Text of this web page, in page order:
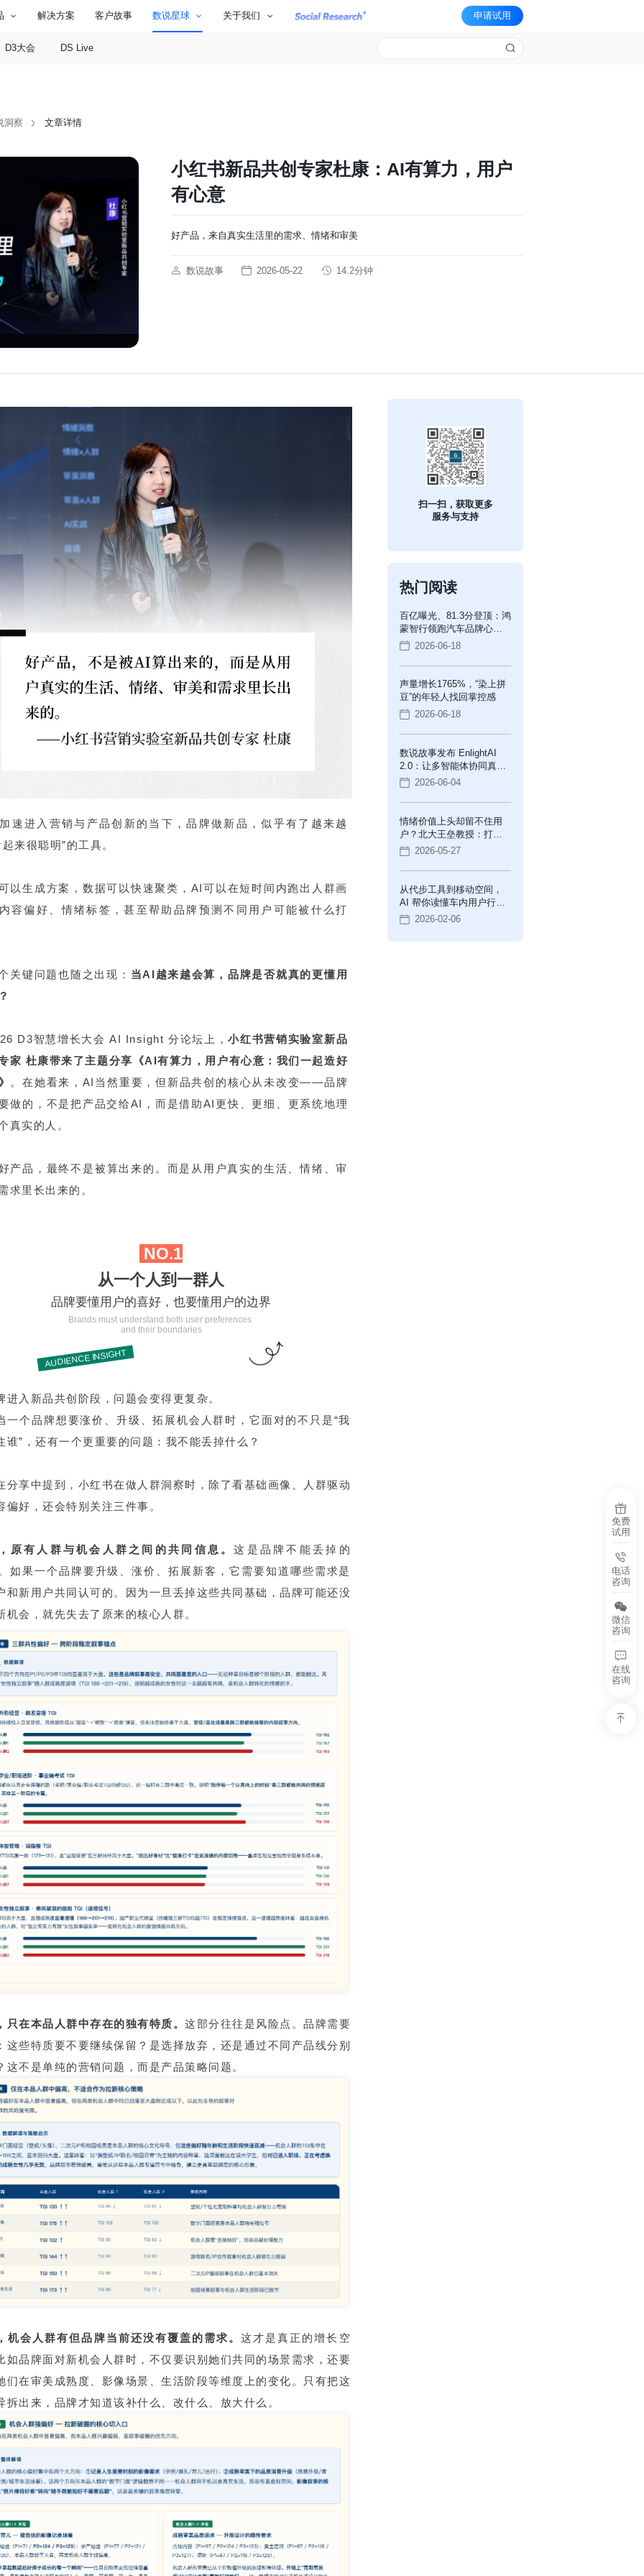
解决方案 客户故事 数说星球 关于我们 申请试用
D3大会 DS Live
洞察 文章详情
小红书新品共创专家杜康：AI有算力，用户
有心意
好产品，来自真实生活里的需求、情绪和审美
数说故事 2026-05-22 14.2分钟
速进入营销与产品创新的当下，品牌做新品，似乎有了越来越
来很聪明”的工具。
以生成方案，数据可以快速聚类，AI可以在短时间内跑出人群画
容偏好、情绪标签，甚至帮助品牌预测不同用户可能被什么打
关键问题也随之出现： 当AI越来越会算，品牌是否就真的更懂用
D3智慧增长大会 AI Insight 分论坛上，小红书营销实验室新品
家 杜康带来了主题分享《AI有算力，用户有心意：我们一起造好
。在她看来，AI当然重要，但新品共创的核心从未改变——品牌
做的，不是把产品交给AI，而是借助AI更快、更细、更系统地理
真实的人。
产品，最终不是被算出来的。而是从用户真实的生活、情绪、审
求里长出来的。
NO.1
从一个人到一群人
品牌要懂用户的喜好，也要懂用户的边界
Brands must understand both user preferences
and their boundaries
AUDIENCE INSIGHT
进入新品共创阶段，问题会变得更复杂。
一个品牌想要涨价、升级、拓展机会人群时，它面对的不只是“我
谁”，还有一个更重要的问题：我不能丢掉什么？
分享中提到，小红书在做人群洞察时，除了看基础画像、人群驱动
偏好，还会特别关注三件事。
原有人群与机会人群之间的共同信息。这是品牌不能丢掉的
如果一个品牌要升级、涨价、拓展新客，它需要知道哪些需求是
和新用户共同认可的。因为一旦丢掉这些共同基础，品牌可能还没
机会，就先失去了原来的核心人群。
只在本品人群中存在的独有特质。 这部分往往是风险点。品牌需要
这些特质要不要继续保留？是选择放弃，还是通过不同产品线分别
这不是单纯的营销问题，而是产品策略问题。
机会人群有但品牌当前还没有覆盖的需求。这才是真正的增长空
如品牌面对新机会人群时，不仅要识别她们共同的场景需求，还要
们在审美成熟度、影像场景、生活阶段等维度上的变化。只有把这
拆出来，品牌才知道该补什么、改什么、放大什么。
扫一扫，获取更多
服务与支持
热门阅读
百亿曝光、81.3分登顶：鸿
蒙智行领跑汽车品牌心智
榜
2026-06-18
声量增长1765%，“染上拼
豆”的年轻人找回掌控感
2026-06-18
数说故事发布 EnlightAI
2.0：让多智能体协同真正
进入企业经营现场
2026-06-04
情绪价值上头却留不住用
户？北大王垒教授：打
造“情感银行”
2026-05-27
从代步工具到移动空间，
AI 帮你读懂车内用户行为
的下一步
2026-02-06
免费
试用
电话
咨询
微信
咨询
在线
咨询